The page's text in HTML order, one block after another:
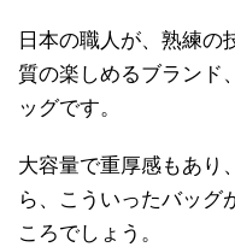
日本の職人が、熟練の
質の楽しめるブランド
ッグです。
大容量で重厚感もあり
ら、こういったバッグ
ころでしょう。